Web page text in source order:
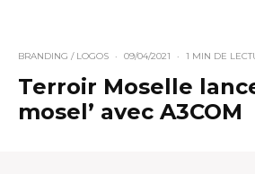
BRANDING / LOGOS · 09/04/2021 · 1 MIN DE
Terroir Moselle
mosel’ avec A3COM